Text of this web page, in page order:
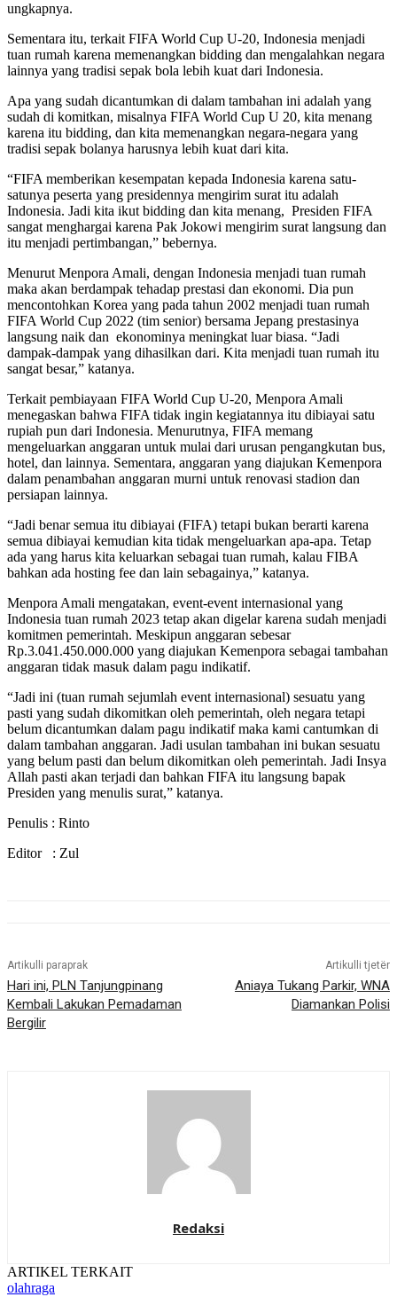
ungkapnya.
Sementara itu, terkait FIFA World Cup U-20, Indonesia menjadi
tuan rumah karena memenangkan bidding dan mengalahkan negara
lainnya yang tradisi sepak bola lebih kuat dari Indonesia.
Apa yang sudah dicantumkan di dalam tambahan ini adalah yang
sudah di komitkan, misalnya FIFA World Cup U 20, kita menang
karena itu bidding, dan kita memenangkan negara-negara yang
tradisi sepak bolanya harusnya lebih kuat dari kita.
“FIFA memberikan kesempatan kepada Indonesia karena satu-
satunya peserta yang presidennya mengirim surat itu adalah
Indonesia. Jadi kita ikut bidding dan kita menang, Presiden FIFA
sangat menghargai karena Pak Jokowi mengirim surat langsung dan
itu menjadi pertimbangan,” bebernya.
Menurut Menpora Amali, dengan Indonesia menjadi tuan rumah
maka akan berdampak tehadap prestasi dan ekonomi. Dia pun
mencontohkan Korea yang pada tahun 2002 menjadi tuan rumah
FIFA World Cup 2022 (tim senior) bersama Jepang prestasinya
langsung naik dan ekonominya meningkat luar biasa. “Jadi
dampak-dampak yang dihasilkan dari. Kita menjadi tuan rumah itu
sangat besar,” katanya.
Terkait pembiayaan FIFA World Cup U-20, Menpora Amali
menegaskan bahwa FIFA tidak ingin kegiatannya itu dibiayai satu
rupiah pun dari Indonesia. Menurutnya, FIFA memang
mengeluarkan anggaran untuk mulai dari urusan pengangkutan bus,
hotel, dan lainnya. Sementara, anggaran yang diajukan Kemenpora
dalam penambahan anggaran murni untuk renovasi stadion dan
persiapan lainnya.
“Jadi benar semua itu dibiayai (FIFA) tetapi bukan berarti karena
semua dibiayai kemudian kita tidak mengeluarkan apa-apa. Tetap
ada yang harus kita keluarkan sebagai tuan rumah, kalau FIBA
bahkan ada hosting fee dan lain sebagainya,” katanya.
Menpora Amali mengatakan, event-event internasional yang
Indonesia tuan rumah 2023 tetap akan digelar karena sudah menjadi
komitmen pemerintah. Meskipun anggaran sebesar
Rp.3.041.450.000.000 yang diajukan Kemenpora sebagai tambahan
anggaran tidak masuk dalam pagu indikatif.
“Jadi ini (tuan rumah sejumlah event internasional) sesuatu yang
pasti yang sudah dikomitkan oleh pemerintah, oleh negara tetapi
belum dicantumkan dalam pagu indikatif maka kami cantumkan di
dalam tambahan anggaran. Jadi usulan tambahan ini bukan sesuatu
yang belum pasti dan belum dikomitkan oleh pemerintah. Jadi Insya
Allah pasti akan terjadi dan bahkan FIFA itu langsung bapak
Presiden yang menulis surat,” katanya.
Penulis : Rinto
Editor : Zul
Artikulli paraprak
Hari ini, PLN Tanjungpinang
Kembali Lakukan Pemadaman
Bergilir
Artikulli tjetër
Aniaya Tukang Parkir, WNA
Diamankan Polisi
Redaksi
ARTIKEL TERKAIT
olahraga